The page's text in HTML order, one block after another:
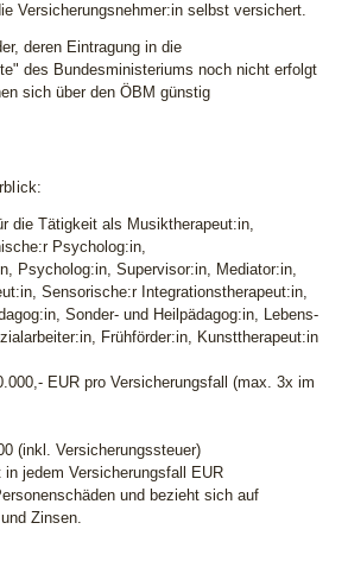
Versicherungsnehmer:in selbst versichert.
deren Eintragung in die
des Bundesministeriums noch nicht erfolgt
sich über den ÖBM günstig
die Tätigkeit als Musiktherapeut:in,
Psycholog:in,
Psycholog:in, Supervisor:in, Mediator:in,
Sensorische:r Integrationstherapeut:in,
Sonder- und Heilpädagog:in, Lebens-
Frühförder:in, Kunsttherapeut:in
EUR pro Versicherungsfall (max. 3x im
(inkl. Versicherungssteuer)
in jedem Versicherungsfall EUR
und bezieht sich auf
Zinsen.